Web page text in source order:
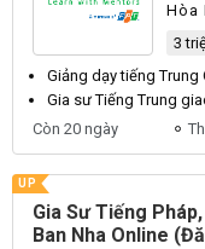
Hòa
3
Giảng dạy tiếngTrung
Gia sưTiếng Trung
Còn 20 ngày
UP
Gia Sư Tiếng
Ban Nha Online